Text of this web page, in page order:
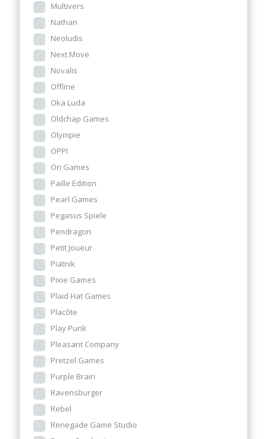
Multivers
Nathan
Neoludis
Next Move
Novalis
Offline
Oka Luda
Oldchap Games
Olympie
OPPI
Ori Games
Paille Edition
Pearl Games
Pegasus Spiele
Pendragon
Petit Joueur
Piatnik
Pixie Games
Plaid Hat Games
Placôte
Play Punk
Pleasant Company
Pretzel Games
Purple Brain
Ravensburger
Rebel
Renegade Game Studio